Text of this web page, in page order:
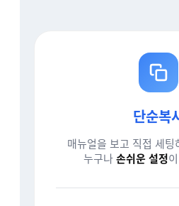
단순복
매뉴얼을 보고 직접 세팅
누구나손쉬운 설정